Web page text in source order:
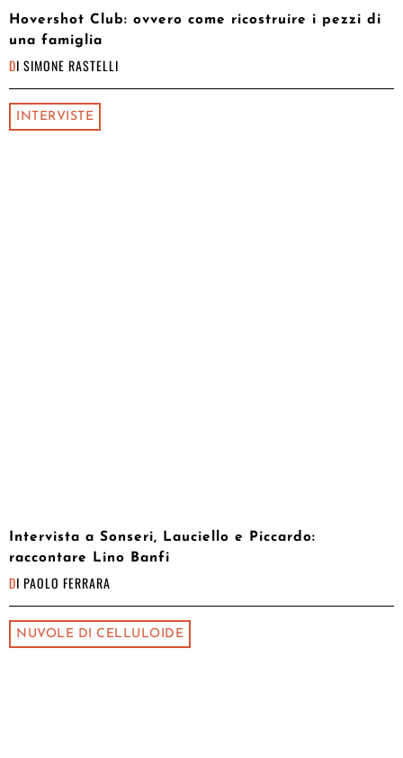
Hovershot Club: ovvero come ricostruire i pezzi di
una famiglia
DI SIMONE RASTELLI
INTERVISTE
Intervista a Sonseri, Lauciello e Piccardo:
raccontare Lino Banfi
DI PAOLO FERRARA
NUVOLE DI CELLULOIDE